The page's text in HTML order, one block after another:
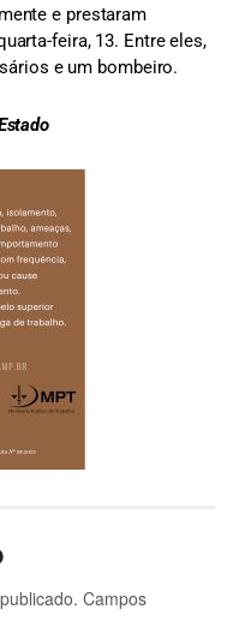
e prestaram
feira, 13. Entre eles,
e um bombeiro.
Campos